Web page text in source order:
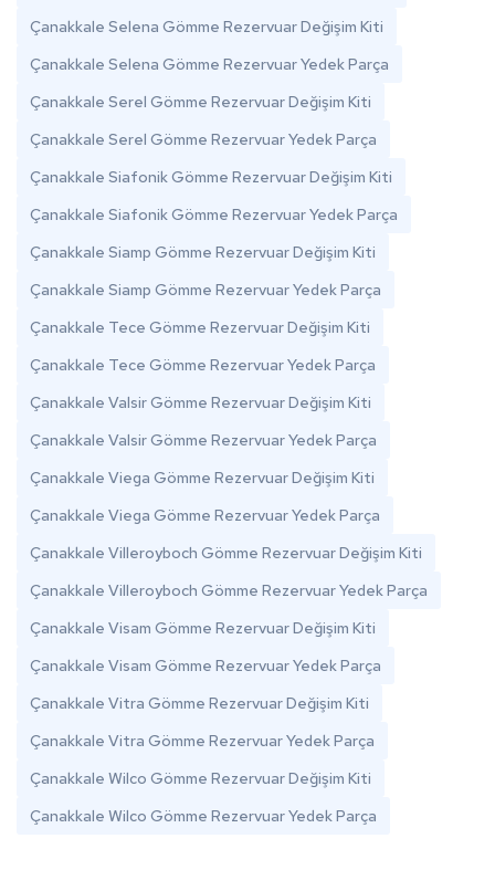
Çanakkale Selena Gömme Rezervuar Değişim Kiti
Çanakkale Selena Gömme Rezervuar Yedek Parça
Çanakkale Serel Gömme Rezervuar Değişim Kiti
Çanakkale Serel Gömme Rezervuar Yedek Parça
Çanakkale Siafonik Gömme Rezervuar Değişim Kiti
Çanakkale Siafonik Gömme Rezervuar Yedek Parça
Çanakkale Siamp Gömme Rezervuar Değişim Kiti
Çanakkale Siamp Gömme Rezervuar Yedek Parça
Çanakkale Tece Gömme Rezervuar Değişim Kiti
Çanakkale Tece Gömme Rezervuar Yedek Parça
Çanakkale Valsir Gömme Rezervuar Değişim Kiti
Çanakkale Valsir Gömme Rezervuar Yedek Parça
Çanakkale Viega Gömme Rezervuar Değişim Kiti
Çanakkale Viega Gömme Rezervuar Yedek Parça
Çanakkale Villeroyboch Gömme Rezervuar Değişim Kiti
Çanakkale Villeroyboch Gömme Rezervuar Yedek Parça
Çanakkale Visam Gömme Rezervuar Değişim Kiti
Çanakkale Visam Gömme Rezervuar Yedek Parça
Çanakkale Vitra Gömme Rezervuar Değişim Kiti
Çanakkale Vitra Gömme Rezervuar Yedek Parça
Çanakkale Wilco Gömme Rezervuar Değişim Kiti
Çanakkale Wilco Gömme Rezervuar Yedek Parça